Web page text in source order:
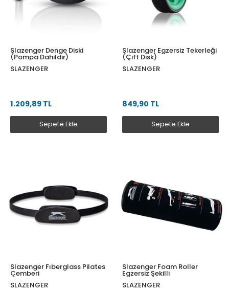
Slazenger Denge Diski
(Pompa Dahildir)
SLAZENGER
1.209,89 TL
Sepete Ekle
Slazenger Egzersiz Tekerleği
(Çift Disk)
SLAZENGER
849,90 TL
Sepete Ekle
Slazenger Fıberglass Pilates
Çemberi
SLAZENGER
Slazenger Foam Roller
Egzersiz Şekilli
SLAZENGER